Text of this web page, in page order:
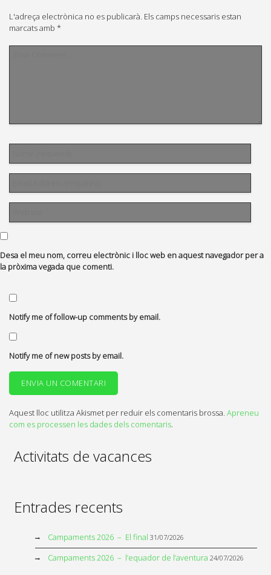
L'adreça electrònica no es publicarà. Els camps necessaris estan
marcats amb *
Desa el meu nom, correu electrònic i lloc web en aquest navegador per a
la pròxima vegada que comenti.
Notify me of follow-up comments by email.
Notify me of new posts by email.
Aquest lloc utilitza Akismet per reduir els comentaris brossa. Apreneu
com es processen les dades dels comentaris
Activitats de vacances
Entrades recents
Campaments 2026 – El final 31/07/2026
Campaments 2026 – l’equador de l’aventura 24/07/2026